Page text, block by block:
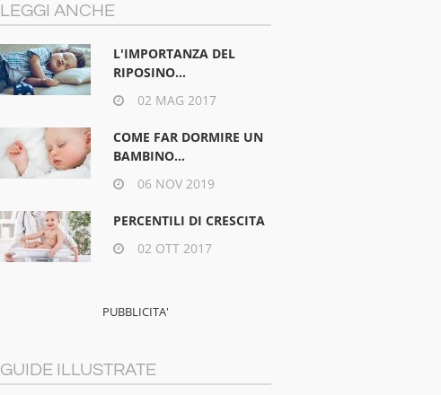
LEGGI ANCHE
L'IMPORTANZA DEL
RIPOSINO...
02 MAG 2017
COME FAR DORMIRE UN
BAMBINO...
06 NOV 2019
PERCENTILI DI CRESCITA
02 OTT 2017
GUIDE ILLUSTRATE